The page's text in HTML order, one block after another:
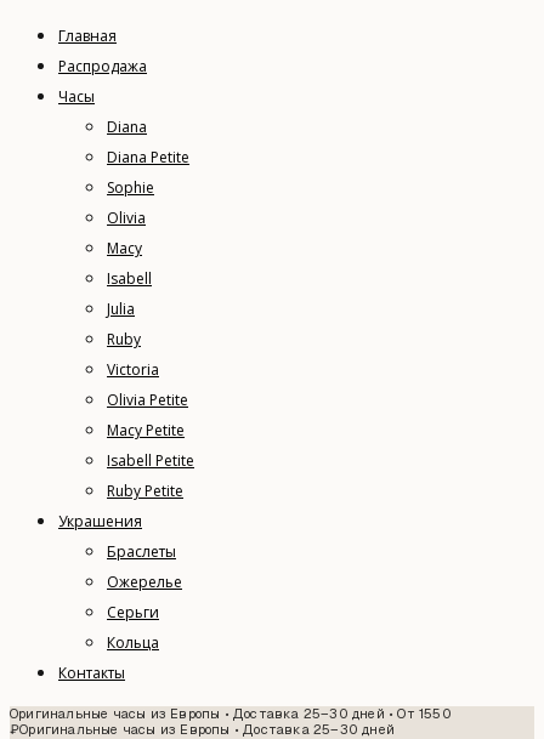
Главная
Распродажа
Часы
Diana
Diana Petite
Sophie
Olivia
Macy
Isabell
Julia
Ruby
Victoria
Olivia Petite
Macy Petite
Isabell Petite
Ruby Petite
Украшения
Браслеты
Ожерелье
Серьги
Кольца
Контакты
Оригинальные часы из Европы • Доставка 25–30 дней • От 1550
₽Оригинальные часы из Европы • Доставка 25–30 дней